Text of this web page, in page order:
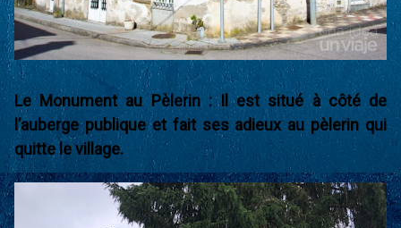
Le Monument au Pèlerin : Il est situé à côté de
l’auberge publique et fait ses adieux au pèlerin qui
quitte le village.